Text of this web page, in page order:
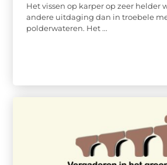
Het vissen op karper op zeer helder
andere uitdaging dan in troebele
polderwateren. Het ...